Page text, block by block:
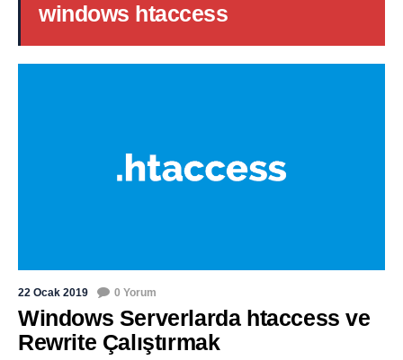
windows htaccess
22 Ocak 2019 0 Yorum
Windows Serverlarda htaccess ve
Rewrite Çalıştırmak